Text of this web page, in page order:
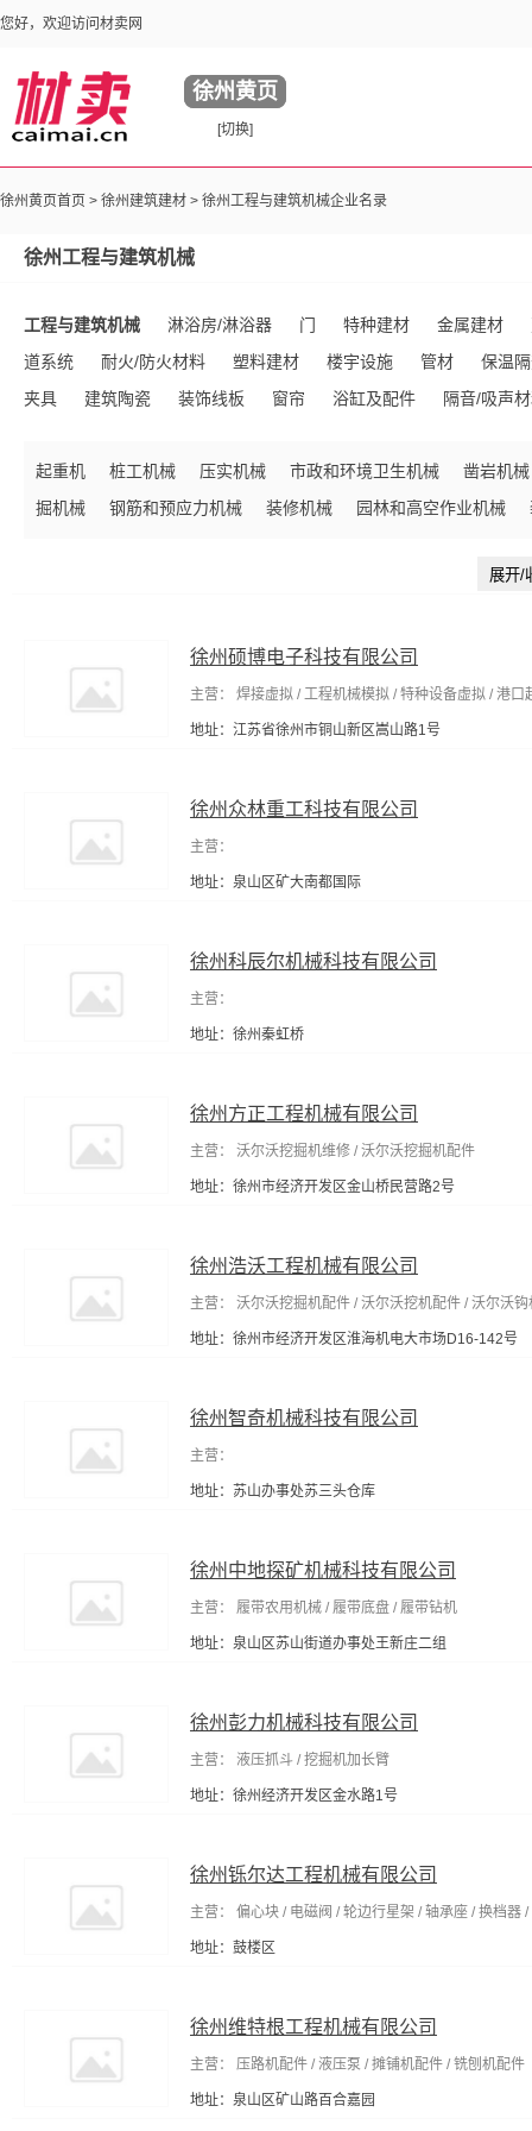
您好，欢迎访问材卖网
徐州黄页
[切换]
徐州黄页首页 > 徐州建筑建材 > 徐州工程与建筑机械企业名录
徐州工程与建筑机械
工程与建筑机械 淋浴房/淋浴器 门 特种建材 金属建材
道系统
耐火/防火材料 塑料建材 楼宇设施 管材
保温
夹具
建筑陶瓷 装饰线板 窗帘 浴缸及配件
隔音/吸声
动房
模具 卫浴用五金件 工地施工材料 石材石料
镜台
石灰石膏
沥青 陶瓷生产加工机械 超市购物车 其他未分类
起重机 桩工机械 压实机械 市政和环境卫生机械
凿岩机械
掘机械
钢筋和预应力机械 装修机械 园林和高空作业机械
展开/
徐州硕博电子科技有限公司
主营： 焊接虚拟 / 工程机械模拟 / 特种设备虚拟 / 港口
地址：江苏省徐州市铜山新区嵩山路1号
徐州众林重工科技有限公司
主营：
地址：泉山区矿大南都国际
徐州科辰尔机械科技有限公司
主营：
地址：徐州秦虹桥
徐州方正工程机械有限公司
主营： 沃尔沃挖掘机维修 / 沃尔沃挖掘机配件
地址：徐州市经济开发区金山桥民营路2号
徐州浩沃工程机械有限公司
主营： 沃尔沃挖掘机配件 / 沃尔沃挖机配件 / 沃尔沃
地址：徐州市经济开发区淮海机电大市场D16-142号
徐州智奇机械科技有限公司
主营：
地址：苏山办事处苏三头仓库
徐州中地探矿机械科技有限公司
主营： 履带农用机械 / 履带底盘 / 履带钻机
地址：泉山区苏山街道办事处王新庄二组
徐州彭力机械科技有限公司
主营： 液压抓斗 / 挖掘机加长臂
地址：徐州经济开发区金水路1号
徐州铄尔达工程机械有限公司
主营： 偏心块 / 电磁阀 / 轮边行星架 / 轴承座 / 换档器
地址：鼓楼区
徐州维特根工程机械有限公司
主营： 压路机配件 / 液压泵 / 摊铺机配件 / 铣刨机配件
地址：泉山区矿山路百合嘉园